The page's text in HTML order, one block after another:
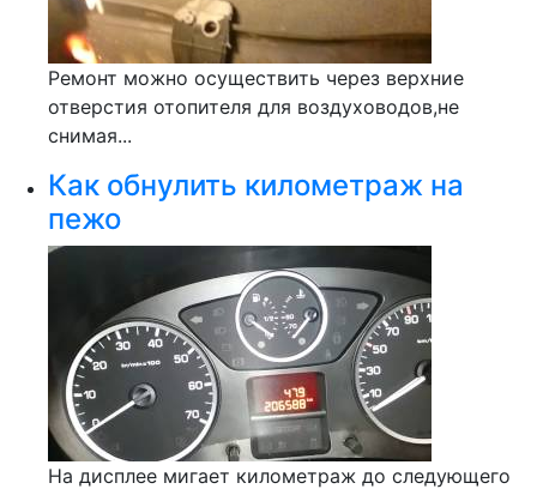
Ремонт можно осуществить через верхние
отверстия отопителя для воздуховодов,не
снимая...
Как обнулить километраж на
пежо
На дисплее мигает километраж до следующего